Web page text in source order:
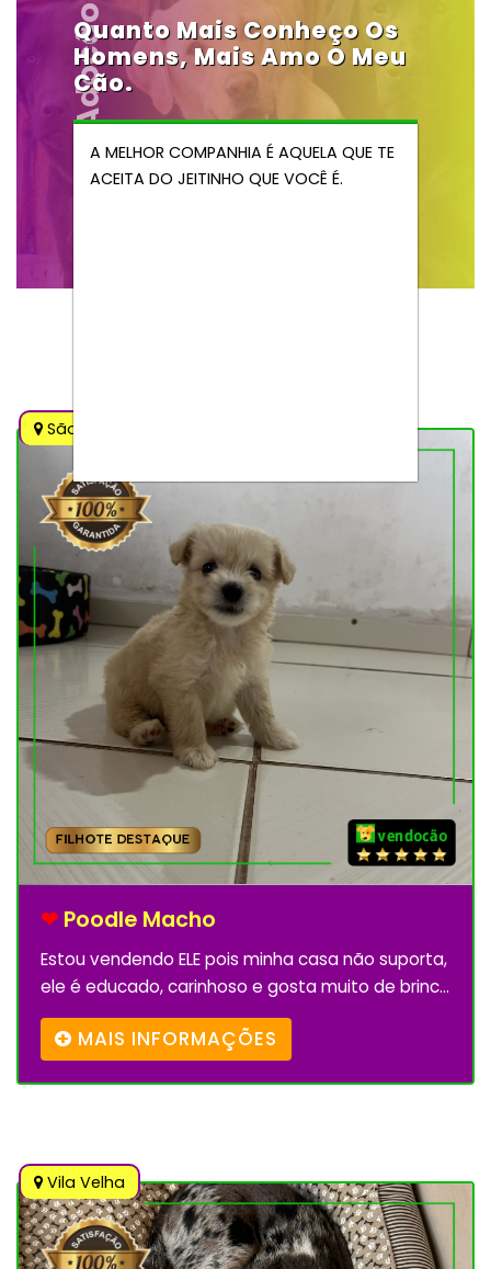
Portal Adocão
Quanto Mais Conheço Os
Homens, Mais Amo O Meu
Cão.
A MELHOR COMPANHIA É AQUELA QUE TE
ACEITA DO JEITINHO QUE VOCÊ É.
São Luís
❤ Poodle Macho
Estou vendendo ELE pois minha casa não suporta,
ele é educado, carinhoso e gosta muito de brinc...
MAIS INFORMAÇÕES
Vila Velha